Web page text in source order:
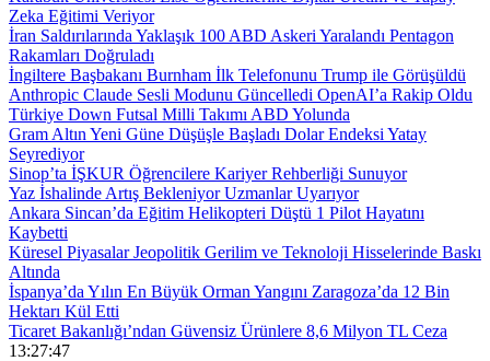
Zeka Eğitimi Veriyor
İran Saldırılarında Yaklaşık 100 ABD Askeri Yaralandı Pentagon
Rakamları Doğruladı
İngiltere Başbakanı Burnham İlk Telefonunu Trump ile Görüşüldü
Anthropic Claude Sesli Modunu Güncelledi OpenAI’a Rakip Oldu
Türkiye Down Futsal Milli Takımı ABD Yolunda
Gram Altın Yeni Güne Düşüşle Başladı Dolar Endeksi Yatay
Seyrediyor
Sinop’ta İŞKUR Öğrencilere Kariyer Rehberliği Sunuyor
Yaz İshalinde Artış Bekleniyor Uzmanlar Uyarıyor
Ankara Sincan’da Eğitim Helikopteri Düştü 1 Pilot Hayatını
Kaybetti
Küresel Piyasalar Jeopolitik Gerilim ve Teknoloji Hisselerinde Baskı
Altında
İspanya’da Yılın En Büyük Orman Yangını Zaragoza’da 12 Bin
Hektarı Kül Etti
Ticaret Bakanlığı’ndan Güvensiz Ürünlere 8,6 Milyon TL Ceza
13:27:47